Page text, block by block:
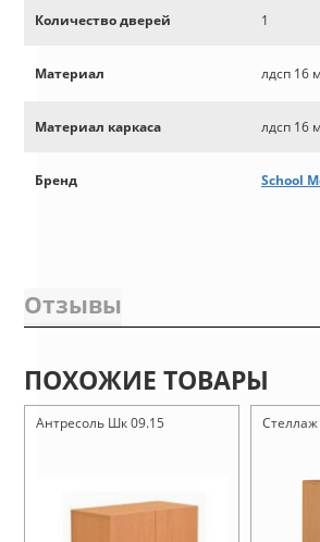
Количество дверей 1
Материал лдсп 16
Материал каркаса лдсп 16
Бренд School
Отзывы
ПОХОЖИЕ ТОВАРЫ
Антресоль Шк 09.15